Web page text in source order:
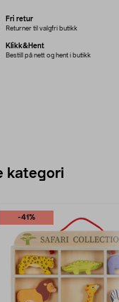
Fri retur
Returner til valgfri butikk
Klikk&Hent
Bestill på nett og hent i butikk
kategori
-41%